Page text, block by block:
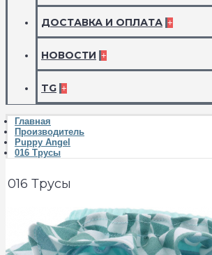
ДОСТАВКА И ОПЛАТА +
НОВОСТИ +
TG +
Главная
Производитель
Puppy Angel
016 Трусы
016 Трусы